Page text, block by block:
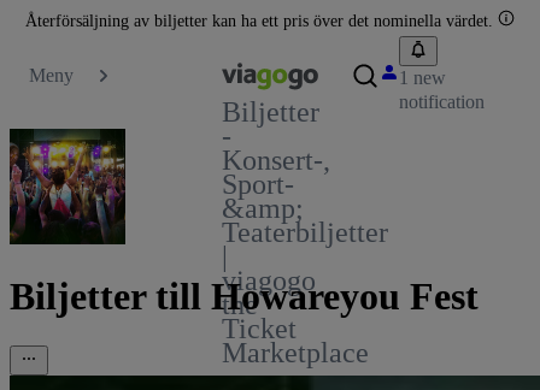
Återförsäljning av biljetter kan ha ett pris över det nominella värdet.
Meny
Biljetter
-
Konsert-,
Sport-
&amp;
Teaterbiljetter
|
viagogo
the
Ticket
Marketplace
1 new
notification
Biljetter till Howareyou Fest